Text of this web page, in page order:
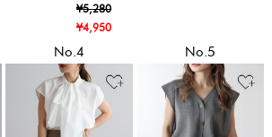
¥5,280
¥4,950
No.4 No.5